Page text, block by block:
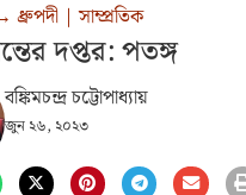
ধ্রুপদী |সাম্প্রতিক
দপ্তর: পতঙ্গ
বঙ্কিমচন্দ্র চট্টোপাধ্যায়
জুন ২৬, ২০২৩